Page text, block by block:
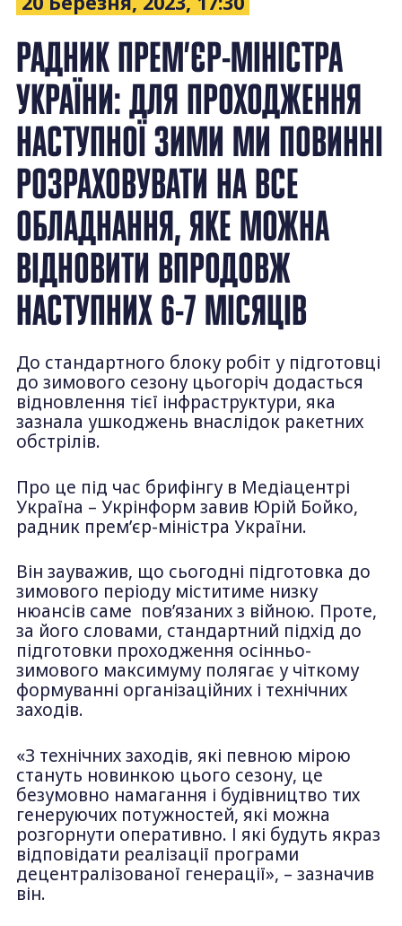
РАДНИК ПРЕМ’ЄР-МІНІСТРА
УКРАЇНИ: ДЛЯ ПРОХОДЖЕННЯ
НАСТУПНОЇ ЗИМИ МИ ПОВИННІ
РОЗРАХОВУВАТИ НА ВСЕ
ОБЛАДНАННЯ, ЯКЕ МОЖНА
ВІДНОВИТИ ВПРОДОВЖ
НАСТУПНИХ 6-7 МІСЯЦІВ
До стандартного блоку робіт у підготовці
до зимового сезону цьогоріч додасться
відновлення тієї інфраструктури, яка
зазнала ушкоджень внаслідок ракетних
обстрілів.
Про це під час брифінгу в Медіацентрі
Україна – Укрінформ завив Юрій Бойко,
радник прем’єр-міністра України.
Він зауважив, що сьогодні підготовка до
зимового періоду міститиме низку
нюансів саме пов’язаних з війною. Проте,
за його словами, стандартний підхід до
підготовки проходження осінньо-
зимового максимуму полягає у чіткому
формуванні організаційних і технічних
заходів.
«З технічних заходів, які певною мірою
стануть новинкою цього сезону, це
безумовно намагання і будівництво тих
генеруючих потужностей, які можна
розгорнути оперативно. І які будуть якраз
відповідати реалізації програми
децентралізованої генерації», – зазначив
він.